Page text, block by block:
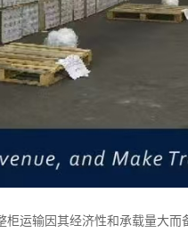
运输因其经济性和承载量大而